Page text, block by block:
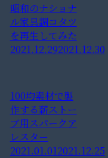
昭和のナショナ
ル家具調コタツ
を再生してみた
2021.12.292021.12.30
100均素材で製
作する薪ストー
ブ用スパークア
レスター
2021.01.012021.12.25